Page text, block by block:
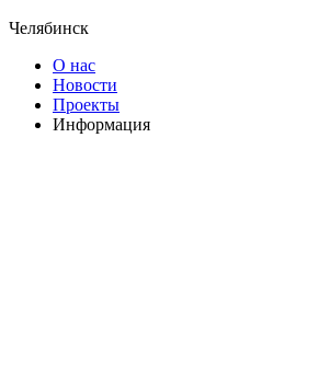
Челябинск
О нас
Новости
Проекты
Информация